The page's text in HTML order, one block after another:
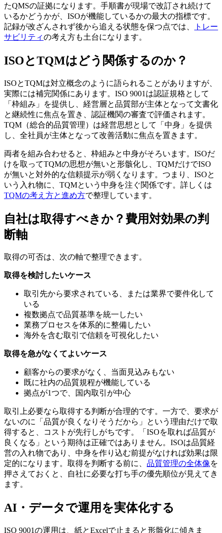
たQMSの証拠になります。手順書が現場で改訂され続けて
いるかどうかが、ISOが機能しているかの最大の指標です。
記録が改ざんされず後から追える状態を保つ点では、
トレー
サビリティの考え方も土台になります。
ISOとTQMはどう関係するのか？
ISOとTQMは対立概念のように語られることがありますが、
実際には補完関係にあります。ISO 9001は認証規格として
「枠組み」を提供し、経営層と品質部が主体となって文書化
と継続性に焦点を置き、認証機関の審査で評価されます。
TQM（総合的品質管理）は経営思想として「中身」を提供
し、全社員が主体となって改善活動に焦点を置きます。
両者を組み合わせると、枠組みと中身がそろいます。ISOだ
けを取ってTQMの思想が無いと形骸化し、TQMだけでISO
が無いと対外的な信頼提示が弱くなります。つまり、ISOと
いう入れ物に、TQMという中身を注ぐ関係です。詳しくは
TQMの考え方と進め方で整理しています。
自社は取得すべきか？費用対効果の判
断軸
取得の可否は、次の軸で整理できます。
取得を検討したいケース
取引先から要求されている、または業界で要件化して
いる
複数拠点で品質基準を統一したい
業務プロセスを体系的に整備したい
海外を含む取引で信頼を可視化したい
取得を急がなくてよいケース
顧客からの要求がなく、当面見込みもない
既に社内の品質規程が機能している
拠点が1つで、国内取引が中心
取引上必要なら取得する判断が合理的です。一方で、要求が
ないのに「品質が良くなりそうだから」という理由だけで取
得すると、コストが先行しがちです。「ISOを取れば品質が
良くなる」という期待は正確ではありません。ISOは品質経
営の入れ物であり、中身を作り込む前提がなければ効果は限
定的になります。取得を判断する前に、 品質管理の全体像を
押さえておくと、自社に必要な打ち手の優先順位が見えてき
ます。
AI・データで運用を実体化する
ISO 9001の運用は、紙とExcelで止まると形骸化に傾きま